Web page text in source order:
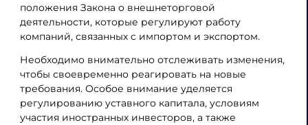
положения Закона о внешнеторговой
деятельности, которые регулируют работу
компаний, связанных с импортом и экспортом.
Необходимо внимательно отслеживать изменения,
чтобы своевременно реагировать на новые
требования. Особое внимание уделяется
регулированию уставного капитала, условиям
участия иностранных инвесторов, а также